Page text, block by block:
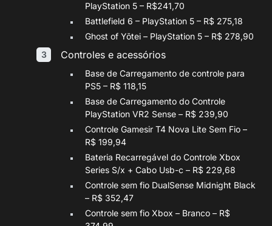
PlayStation 5 – R$241,70
Battlefield 6 – PlayStation 5 – R$ 275,18
Ghost of Yōtei – PlayStation 5 – R$ 278,90
Controles e acessórios
Base de Carregamento de controle para
PS5 – R$ 118,15
Base de Carregamento do Controle
PlayStation VR2 Sense – R$ 239,90
Controle Gamesir T4 Nova Lite Sem Fio –
R$ 199,94
Bateria Recarregável do Controle Xbox
Series S/x + Cabo Usb-c – R$ 229,68
Controle sem fio DualSense Midnight Black
– R$ 352,47
Controle sem fio Xbox – Branco – R$